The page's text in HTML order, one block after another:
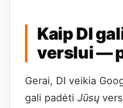
Kaip DI
verslui —
Gerai, DI veikia
gali padėti Jūsų